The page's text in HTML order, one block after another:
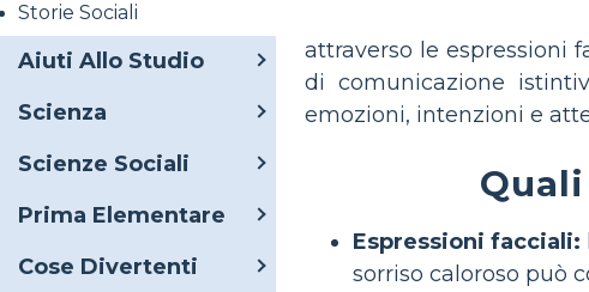
Storie Sociali
Aiuti Allo Studio
Scienza
Scienze Sociali
Prima Elementare
Cose Divertenti
attraverso le espressioni
di comunicazione
emozioni, intenzioni e
Espressioni facciali:
sorriso caloroso può